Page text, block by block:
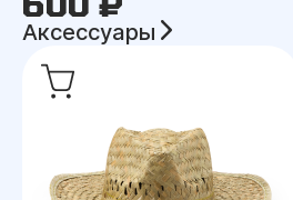
Аксессуары